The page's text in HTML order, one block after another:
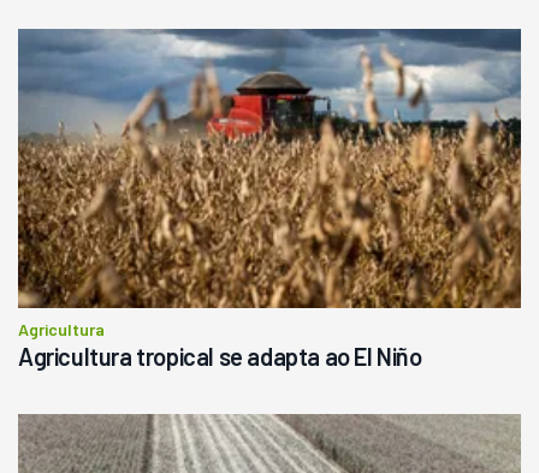
R$ 145.000
Consultar
Agricultura
Agricultura tropical se adapta ao El Niño